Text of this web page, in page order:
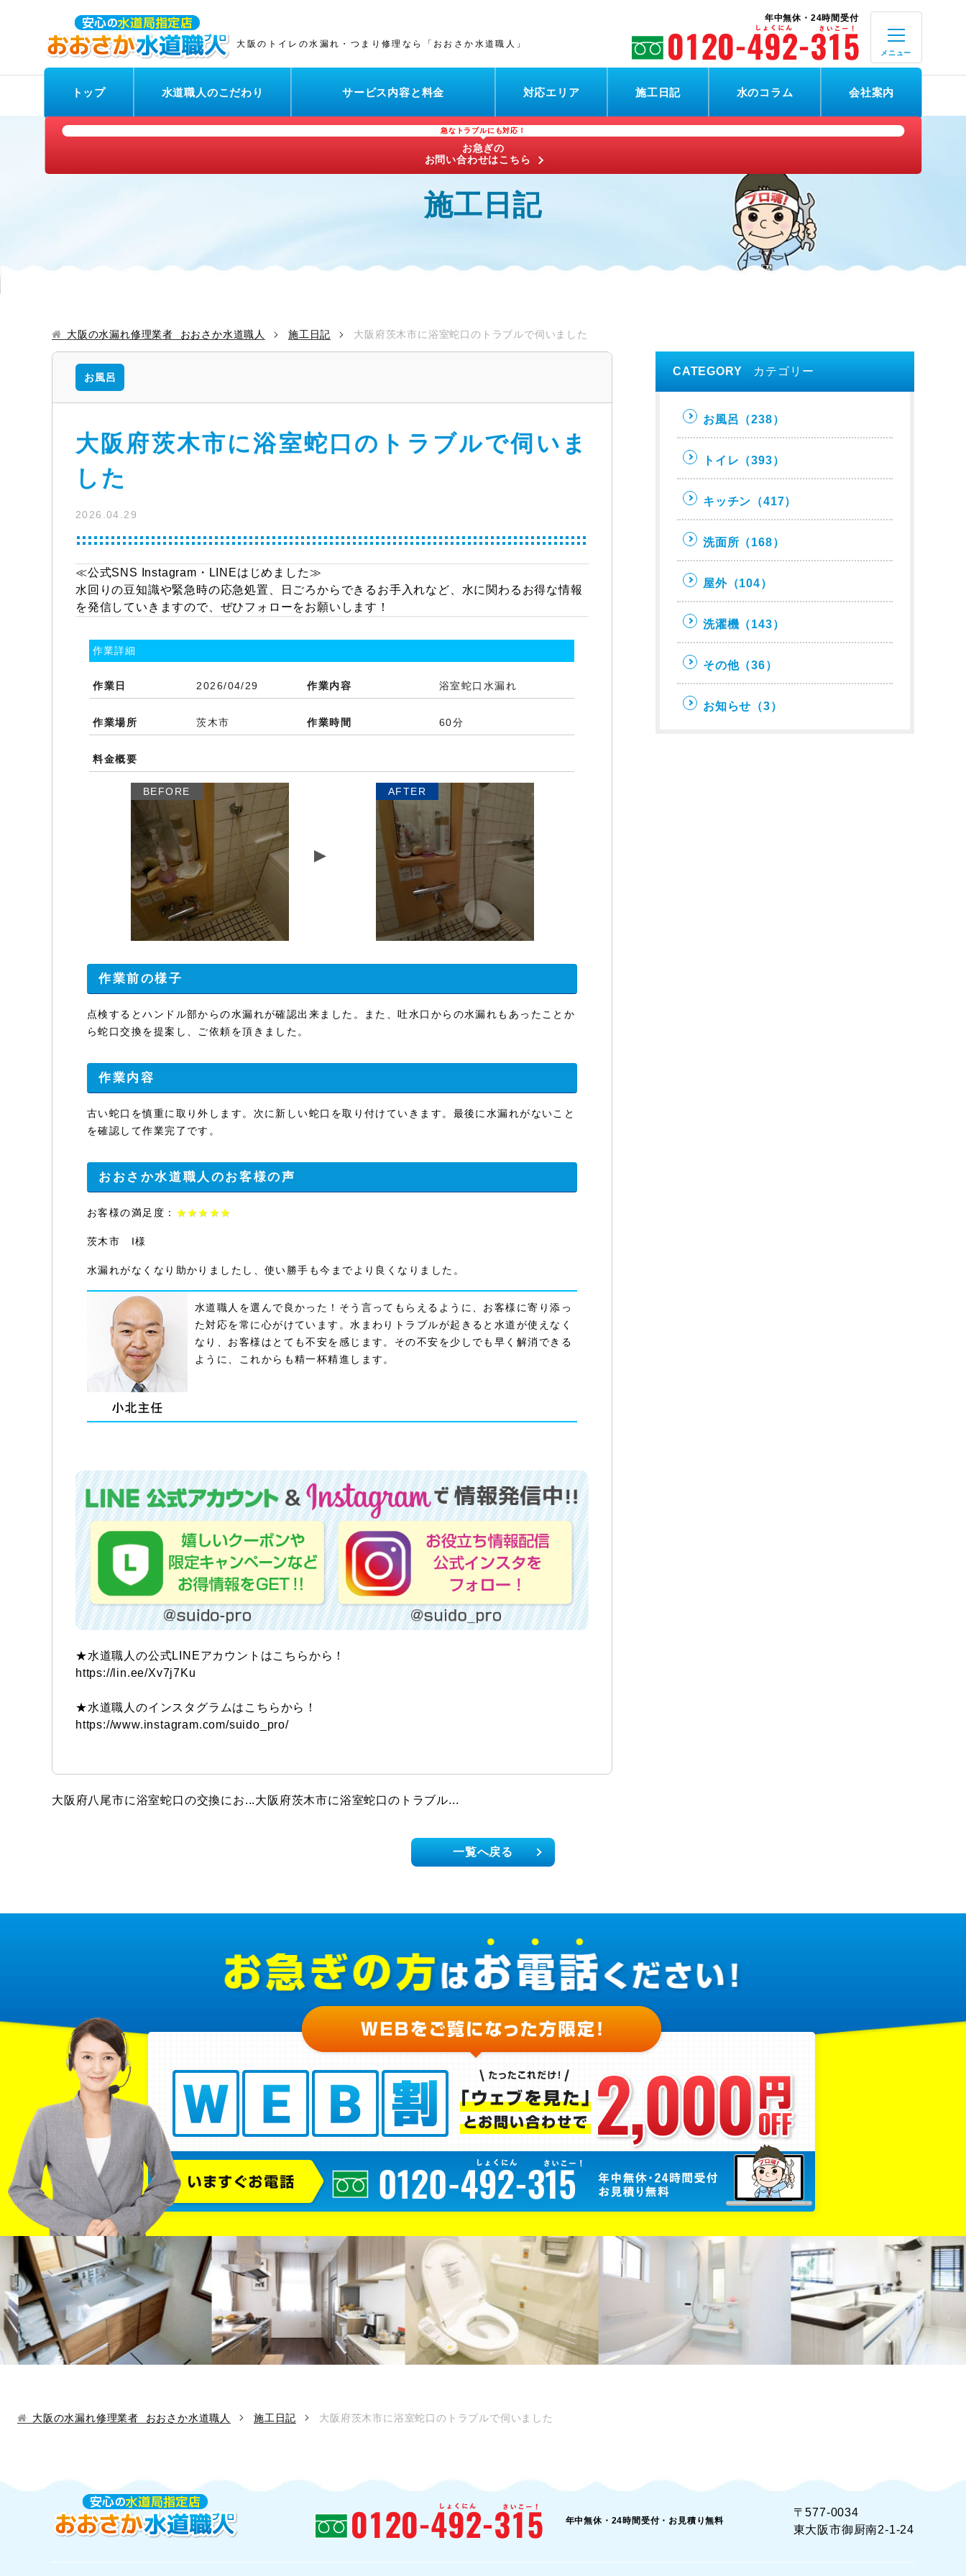
大阪のトイレの水漏れ・つまり修理なら「おおさか水道職人」
年中無休・24時間受付
メニュー
トップ 水道職人のこだわり サービス内容と料金 対応エリア 施工日記 水のコラム 会社案内
急なトラブルにも対応！
お急ぎの
お問い合わせはこちら
施工日記
大阪の水漏れ修理業者 おおさか水道職人 施工日記 大阪府茨木市に浴室蛇口のトラブルで伺いました
お風呂
大阪府茨木市に浴室蛇口のトラブルで伺いま
した
2026.04.29
≪公式SNS Instagram・LINEはじめました≫
水回りの豆知識や緊急時の応急処置、日ごろからできるお手入れなど、水に関わるお得な情報
を発信していきますので、ぜひフォローをお願いします！
作業詳細
作業日 2026/04/29 作業内容 浴室蛇口水漏れ
作業場所 茨木市 作業時間 60分
料金概要
BEFORE AFTER
作業前の様子
点検するとハンドル部からの水漏れが確認出来ました。また、吐水口からの水漏れもあったことか
ら蛇口交換を提案し、ご依頼を頂きました。
作業内容
古い蛇口を慎重に取り外します。次に新しい蛇口を取り付けていきます。最後に水漏れがないこと
を確認して作業完了です。
おおさか水道職人のお客様の声
お客様の満足度： ★★★★★
茨木市 I様
水漏れがなくなり助かりましたし、使い勝手も今までより良くなりました。
水道職人を選んで良かった！そう言ってもらえるように、お客様に寄り添っ
た対応を常に心がけています。水まわりトラブルが起きると水道が使えなく
なり、お客様はとても不安を感じます。その不安を少しでも早く解消できる
ように、これからも精一杯精進します。
★水道職人の公式LINEアカウントはこちらから！
https://lin.ee/Xv7j7Ku
★水道職人のインスタグラムはこちらから！
https://www.instagram.com/suido_pro/
大阪府八尾市に浴室蛇口の交換にお...大阪府茨木市に浴室蛇口のトラブル...
CATEGORY カテゴリー
お風呂 （238）
トイレ （393）
キッチン （417）
洗面所 （168）
屋外（104）
洗濯機 （143）
その他（36）
お知らせ （3）
一覧へ戻る
大阪の水漏れ修理業者 おおさか水道職人 施工日記 大阪府茨木市に浴室蛇口のトラブルで伺いました
年中無休・24時間受付・お見積り無料
〒577-0034
東大阪市御厨南2-1-24